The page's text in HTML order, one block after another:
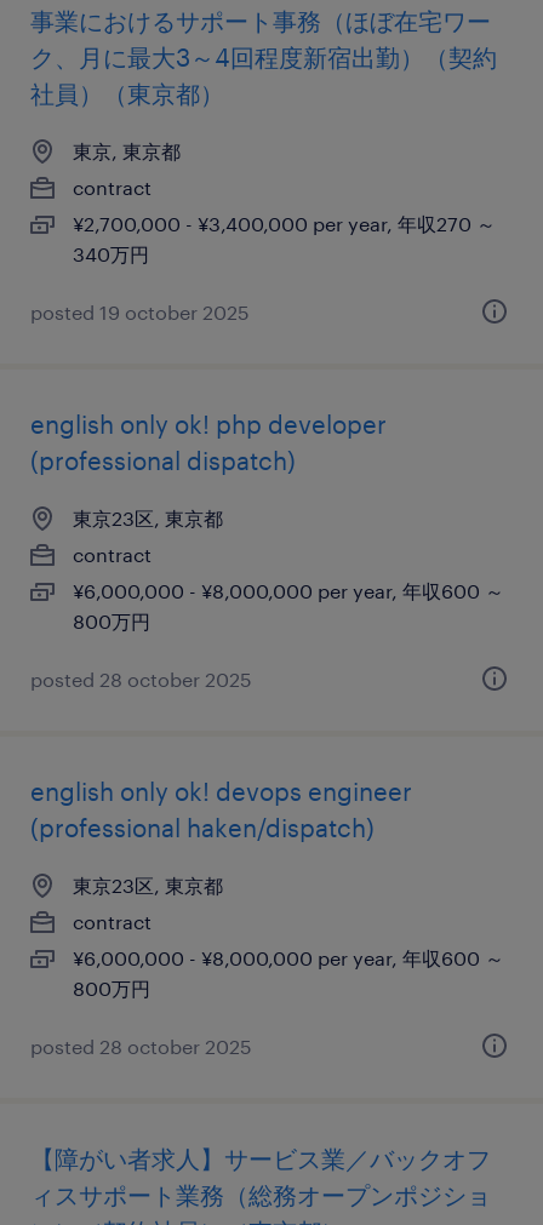
事業におけるサポート事務（ほぼ在宅ワー
ク、月に最大3～4回程度新宿出勤）（契約
社員）（東京都）
東京, 東京都
contract
¥2,700,000 - ¥3,400,000 per year, 年収270 ～
340万円
posted 19 october 2025
english only ok! php developer
(professional dispatch)
東京23区, 東京都
contract
¥6,000,000 - ¥8,000,000 per year, 年収600 ～
800万円
posted 28 october 2025
english only ok! devops engineer
(professional haken/dispatch)
東京23区, 東京都
contract
¥6,000,000 - ¥8,000,000 per year, 年収600 ～
800万円
posted 28 october 2025
【障がい者求人】サービス業／バックオフ
ィスサポート業務（総務オープンポジショ